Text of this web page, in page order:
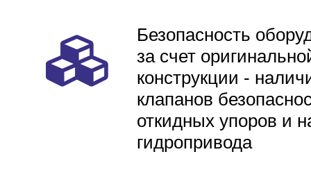
Безопасность
за счет
конструкции -
клапанов
откидных упоров и
гидропривода